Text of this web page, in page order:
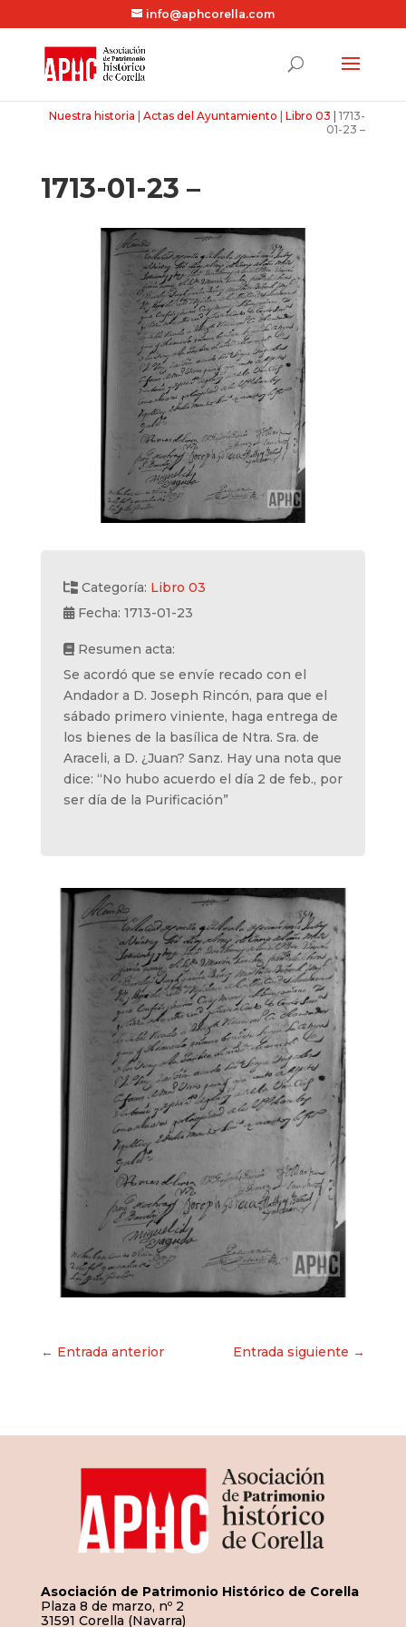
info@aphcorella.com
Nuestra historia |Actas del Ayuntamiento |Libro 03 |1713-
01-23 –
1713-01-23 –
Categoría: Libro 03
Fecha: 1713-01-23
Resumen acta:
Se acordó que se envíe recado con el
Andador a D. Joseph Rincón, para que el
sábado primero viniente, haga entrega de
los bienes de la basílica de Ntra. Sra. de
Araceli, a D. ¿Juan? Sanz. Hay una nota que
dice: “No hubo acuerdo el día 2 de feb., por
ser día de la Purificación”
Navegación
← Entrada anterior Entrada siguiente →
Asociación de Patrimonio Histórico de Corella
Plaza 8 de marzo, nº 2
31591 Corella (Navarra)